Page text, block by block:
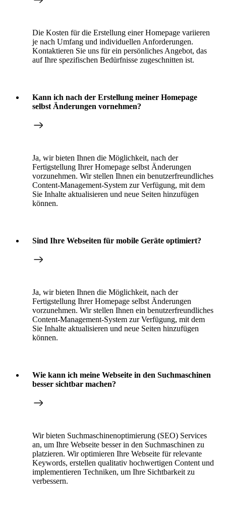
Die Kosten für die Erstellung einer Homepage variieren
je nach Umfang und individuellen Anforderungen.
Kontaktieren Sie uns für ein persönliches Angebot, das
auf Ihre spezifischen Bedürfnisse zugeschnitten ist.
Kann ich nach der Erstellung meiner Homepage
selbst Änderungen vornehmen?
Ja, wir bieten Ihnen die Möglichkeit, nach der
Fertigstellung Ihrer Homepage selbst Änderungen
vorzunehmen. Wir stellen Ihnen ein benutzerfreundliches
Content-Management-System zur Verfügung, mit dem
Sie Inhalte aktualisieren und neue Seiten hinzufügen
können.
Sind Ihre Webseiten für mobile Geräte optimiert?
Ja, wir bieten Ihnen die Möglichkeit, nach der
Fertigstellung Ihrer Homepage selbst Änderungen
vorzunehmen. Wir stellen Ihnen ein benutzerfreundliches
Content-Management-System zur Verfügung, mit dem
Sie Inhalte aktualisieren und neue Seiten hinzufügen
können.
Wie kann ich meine Webseite in den Suchmaschinen
besser sichtbar machen?
Wir bieten Suchmaschinenoptimierung (SEO) Services
an, um Ihre Webseite besser in den Suchmaschinen zu
platzieren. Wir optimieren Ihre Webseite für relevante
Keywords, erstellen qualitativ hochwertigen Content und
implementieren Techniken, um Ihre Sichtbarkeit zu
verbessern.